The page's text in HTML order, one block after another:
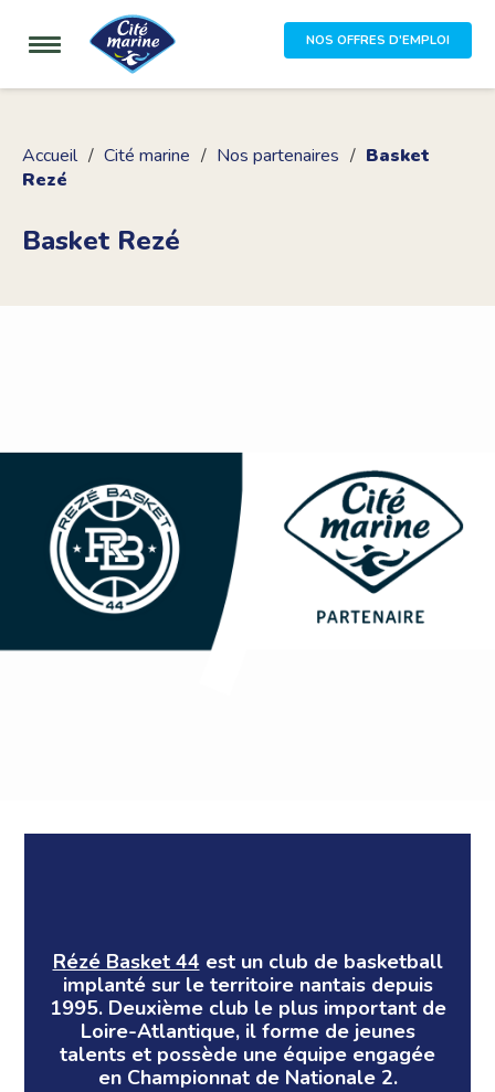
NOS OFFRES D'EMPLOI
Accueil Cité marine Nos partenaires
Basket
Rezé
Basket Rezé
Rézé Basket 44 est un club de basketball
implanté sur le territoire nantais depuis
1995. Deuxième club le plus important de
Loire-Atlantique, il forme de jeunes
talents et possède une équipe engagée
en Championnat de Nationale 2.